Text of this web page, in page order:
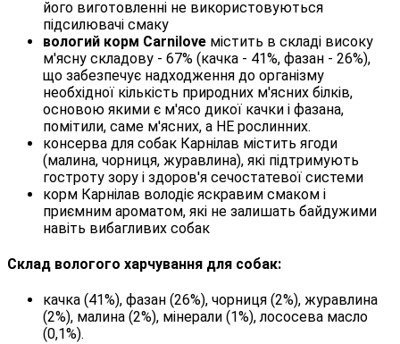
його виготовленні не використовуються
підсилювачі смаку
вологий корм Carnilove містить в складі високу
м'ясну складову - 67% (качка - 41%, фазан - 26%),
що забезпечує надходження до організму
необхідної кількість природних м'ясних білків,
основою якими є м'ясо дикої качки і фазана,
помітили, саме м'ясних, а НЕ рослинних.
консерва для собак Карнілав містить ягоди
(малина, чорниця, журавлина), які підтримують
гостроту зору і здоров'я сечостатевої системи
корм Карнілав володіє яскравим смаком і
приємним ароматом, які не залишать байдужими
навіть вибагливих собак
Склад вологого харчування для собак:
качка (41%), фазан (26%), чорниця (2%), журавлина
(2%), малина (2%), мінерали (1%), лососева масло
(0,1%).